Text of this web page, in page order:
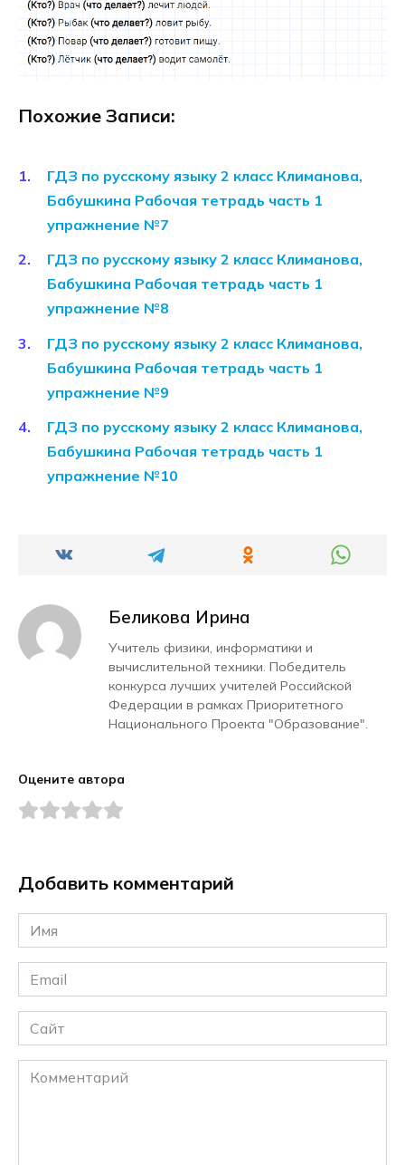
Похожие Записи:
ГДЗ по русскому языку 2 класс Климанова,
Бабушкина Рабочая тетрадь часть 1
упражнение №7
ГДЗ по русскому языку 2 класс Климанова,
Бабушкина Рабочая тетрадь часть 1
упражнение №8
ГДЗ по русскому языку 2 класс Климанова,
Бабушкина Рабочая тетрадь часть 1
упражнение №9
ГДЗ по русскому языку 2 класс Климанова,
Бабушкина Рабочая тетрадь часть 1
упражнение №10
Беликова Ирина
Учитель физики, информатики и
вычислительной техники. Победитель
конкурса лучших учителей Российской
Федерации в рамках Приоритетного
Национального Проекта "Образование".
Оцените автора
Добавить комментарий
Имя
*
Email
*
Сайт
Комментарий